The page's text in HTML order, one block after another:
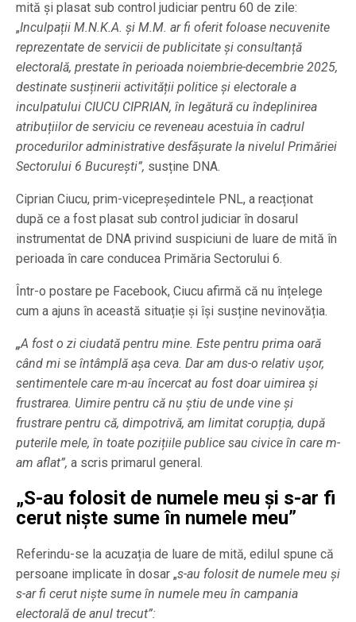
mită și plasat sub control judiciar pentru 60 de zile:
„Inculpații M.N.K.A. și M.M. ar fi oferit foloase necuvenite
reprezentate de servicii de publicitate și consultanță
electorală, prestate în perioada noiembrie-decembrie 2025,
destinate susținerii activității politice și electorale a
inculpatului CIUCU CIPRIAN, în legătură cu îndeplinirea
atribuțiilor de serviciu ce reveneau acestuia în cadrul
procedurilor administrative desfășurate la nivelul Primăriei
Sectorului 6 București”, susține DNA.
Ciprian Ciucu, prim-vicepreședintele PNL, a reacționat
după ce a fost plasat sub control judiciar în dosarul
instrumentat de DNA privind suspiciuni de luare de mită în
perioada în care conducea Primăria Sectorului 6.
Într-o postare pe Facebook, Ciucu afirmă că nu înțelege
cum a ajuns în această situație și își susține nevinovăția.
„A fost o zi ciudată pentru mine. Este pentru prima oară
când mi se întâmplă așa ceva. Dar am dus-o relativ ușor,
sentimentele care m-au încercat au fost doar uimirea și
frustrarea. Uimire pentru că nu știu de unde vine și
frustrare pentru că, dimpotrivă, am limitat corupția, după
puterile mele, în toate pozițiile publice sau civice în care m-
am aflat”, a scris primarul general.
„S-au folosit de numele meu și s-ar fi
cerut niște sume în numele meu”
Referindu-se la acuzația de luare de mită, edilul spune că
persoane implicate în dosar „s-au folosit de numele meu și
s-ar fi cerut niște sume în numele meu în campania
electorală de anul trecut”: